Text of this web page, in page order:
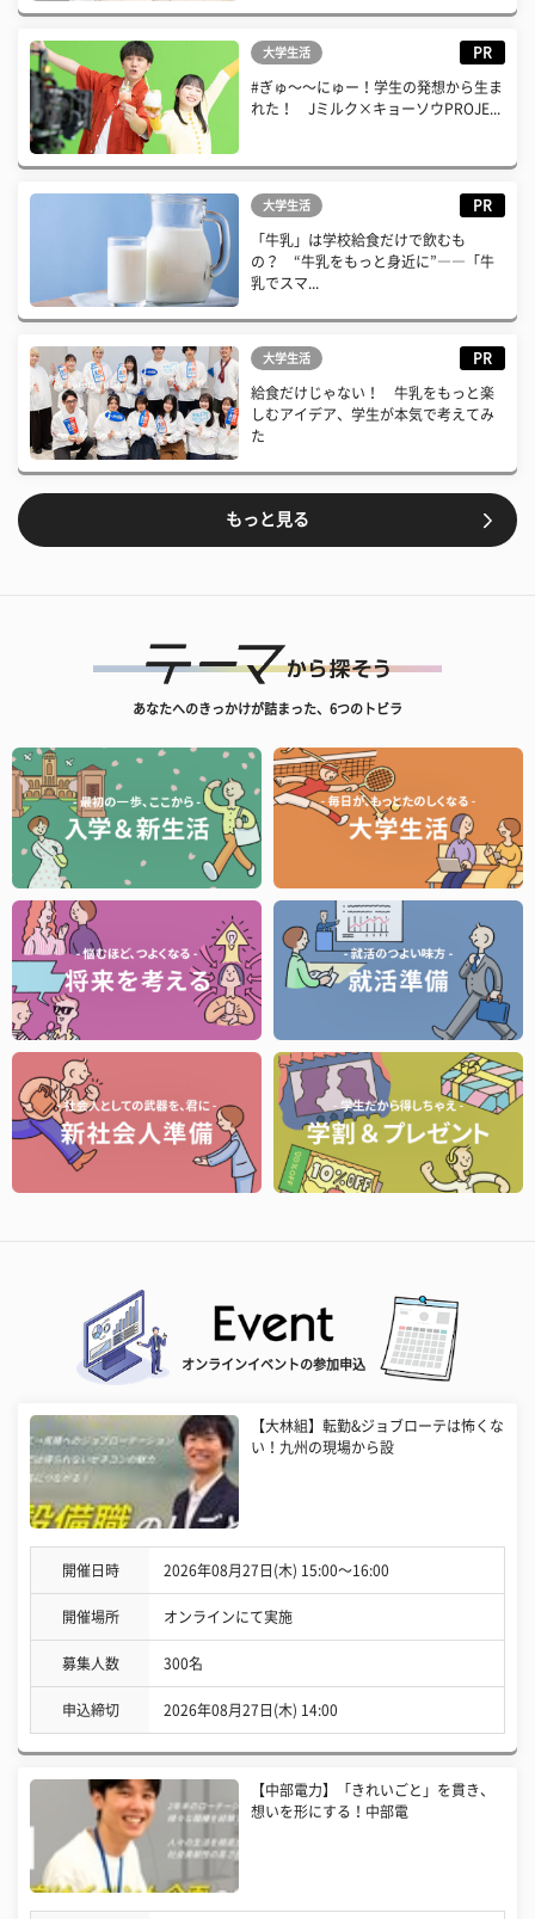
大学生活 PR
#ぎゅ〜〜にゅー！学生の発想から生ま
れた！ Jミルク×キョーソウPROJE...
大学生活 PR
「牛乳」は学校給食だけで飲むも
の？ “牛乳をもっと身近に”――「牛
乳でスマ...
大学生活 PR
給食だけじゃない！ 牛乳をもっと楽
しむアイデア、学生が本気で考えてみ
た
もっと見る
あなたへのきっかけが詰まった、6つのトビラ
オンラインイベントの参加申込
【大林組】転勤&ジョブローテは怖くな
い！九州の現場から設
開催日時 2026年08月27日(木) 15:00〜16:00
開催場所 オンラインにて実施
募集人数 300名
申込締切 2026年08月27日(木) 14:00
【中部電力】「きれいごと」を貫き、
想いを形にする！中部電